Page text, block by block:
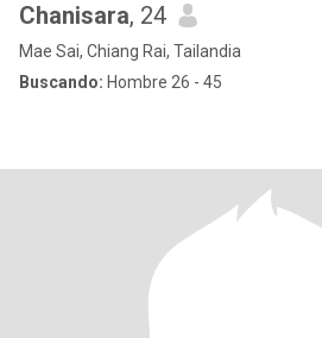
Chanisara, 24
Mae Sai, Chiang Rai, Tailandia
Buscando: Hombre 26 - 45